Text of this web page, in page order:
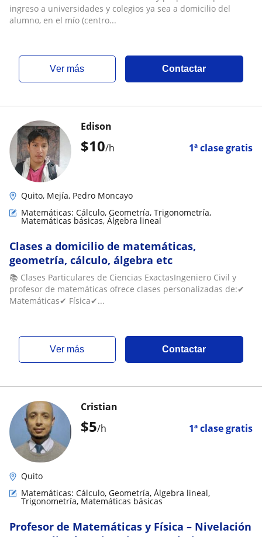
ingreso a universidades y colegios ya sea a domicilio del
alumno, en el mío (centro...
ver más Contactar
$10/h 1ª clase gratis
Edison
Quito, Mejía, Pedro Moncayo
Matemáticas: Cálculo, Geometría, Trigonometría,
Matemáticas básicas, Álgebra lineal
Clases a domicilio de matemáticas,
geometría, cálculo, álgebra etc
📚 Clases Particulares de Ciencias ExactasIngeniero Civil y
profesor de matemáticas ofrece clases personalizadas de:✔
Matemáticas✔ Física✔...
ver más Contactar
$5/h 1ª clase gratis
Cristian
Quito
Matemáticas: Cálculo, Geometría, Álgebra lineal,
Trigonometría, Matemáticas básicas
Profesor de Matemáticas y Física – Nivelación